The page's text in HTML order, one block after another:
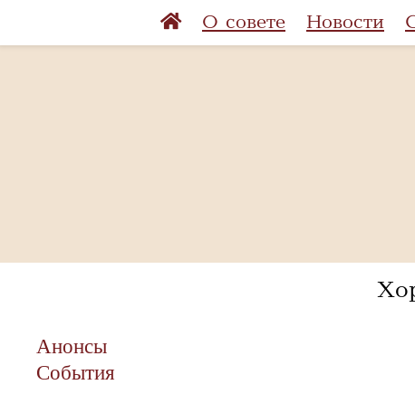
О совете Новости
Анонсы
События